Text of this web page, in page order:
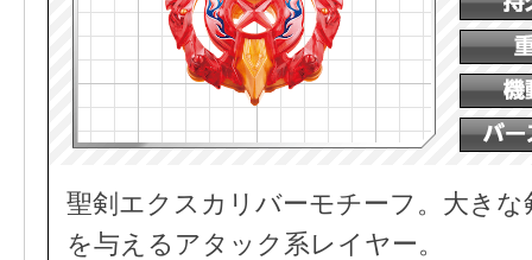
聖剣エクスカリバーモチーフ。大き
を与えるアタック系レイヤー。